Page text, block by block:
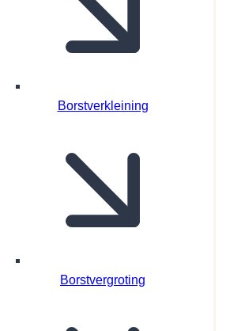
Borstverkleining
Borstvergroting